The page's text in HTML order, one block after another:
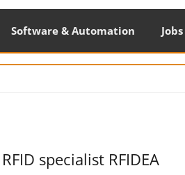
Software & Automation Jobs
specialist RFIDEA